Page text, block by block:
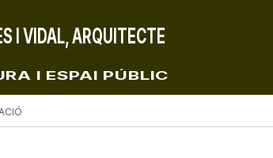
I VIDAL, ARQUITECTE
I ESPAI PÚBLIC